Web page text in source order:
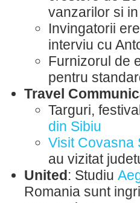
vanzarilor si
Invingatorii
interviu cu
Furnizorul de
pentru
Travel
Targuri,
din Sibiu
Visit Covasna
au vizitat
United: Studiu
Romania sunt